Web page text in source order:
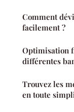
Comment
facilement ?
Optimisation
différentes
Trouvez les
en toute